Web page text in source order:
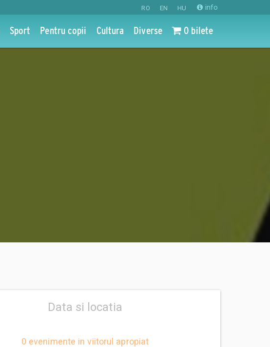
RO EN HU info
Sport Pentru copii Cultura Diverse 0 bilete
Data si locatia
0 evenimente in viitorul apropiat